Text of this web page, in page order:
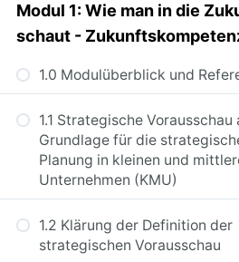
Modul 1: Wie man in die
schaut -
1.0 Modulüberblick und
1.1 Strategische Vorausschau
Grundlage für die
Planung in kleinen und
Unternehmen (KMU)
1.2 Klärung der Definition der
strategischen Vorausschau